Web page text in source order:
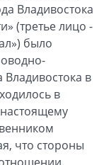
Владивостока
(третье лицо -
было
Владивостока в
в
что стороны